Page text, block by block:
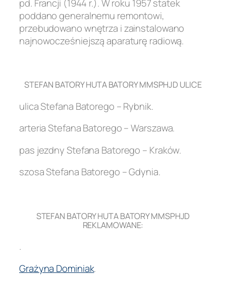
pd. Francji (1944 r.). W roku 1957 statek
poddano generalnemu remontowi,
przebudowano wnętrza i zainstalowano
najnowocześniejszą aparaturę radiową.
STEFAN BATORY HUTA BATORY MMSPHJD ULICE
ulica Stefana Batorego – Rybnik.
arteria Stefana Batorego – Warszawa.
pas jezdny Stefana Batorego – Kraków.
szosa Stefana Batorego – Gdynia.
STEFAN BATORY HUTA BATORY MMSPHJD
REKLAMOWANE:
.
Grażyna Dominiak.